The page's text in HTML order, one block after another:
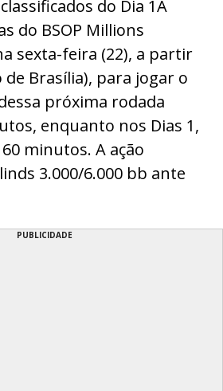
do Dia 1A
do BSOP Millions
sexta-feira (22), a partir
Brasília), para jogar o
próxima rodada
enquanto nos Dias 1,
minutos. A ação
3.000/6.000 bb ante
PUBLICIDADE